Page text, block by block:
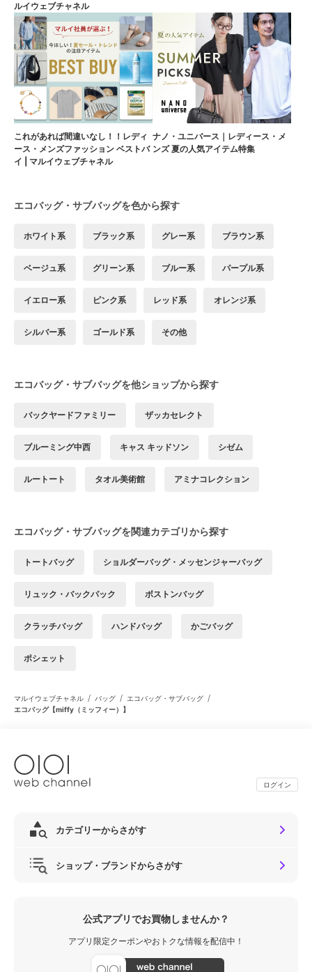
ルイウェブチャネル
これがあれば間違いなし！！レディ
ース・メンズファッション ベストバ
イ | マルイウェブチャネル
ナノ・ユニバース｜レディース・メ
ンズ 夏の人気アイテム特集
エコバッグ・サブバッグを色から探す
ホワイト系 ブラック系 グレー系 ブラウン系
ベージュ系 グリーン系 ブルー系 パープル系
イエロー系 ピンク系 レッド系 オレンジ系
シルバー系 ゴールド系 その他
エコバッグ・サブバッグを他ショップから探す
バックヤードファミリー ザッカセレクト
ブルーミング中西 キャス キッドソン シゼム
ルートート タオル美術館 アミナコレクション
エコバッグ・サブバッグを関連カテゴリから探す
トートバッグ ショルダーバッグ・メッセンジャーバッグ
リュック・バックパック ボストンバッグ
クラッチバッグ ハンドバッグ かごバッグ
ポシェット
マルイウェブチャネル / バッグ / エコバッグ・サブバッグ /
エコバッグ【miffy（ミッフィー）】
ログイン
カテゴリーからさがす
ショップ・ブランドからさがす
公式アプリでお買物しませんか？
アプリ限定クーポンやおトクな情報を配信中！